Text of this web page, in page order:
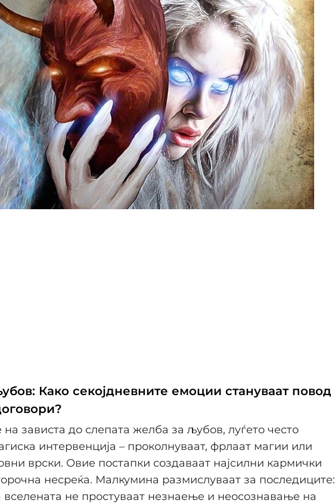
Како секојдневните емоции стануваат повод
на зависта до слепата желба за љубов, луѓето често
интервенција – проколнуваат, фрлаат магии или
врски. Овие постапки создаваат најсилни кармички
несреќа. Малкумина размислуваат за последиците:
вселената не простуваат незнаење и неосознавање на